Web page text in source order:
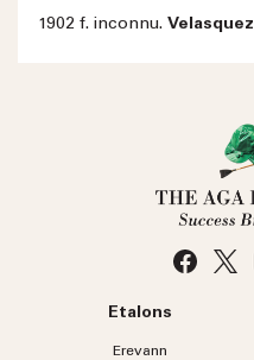
1902 f. inconnu. Velasquez
Etalons
Erevann